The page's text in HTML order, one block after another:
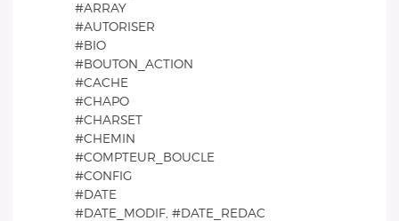
#ARRAY
#AUTORISER
#BIO
#BOUTON_ACTION
#CACHE
#CHAPO
#CHARSET
#CHEMIN
#COMPTEUR_BOUCLE
#CONFIG
#DATE
#DATE_MODIF, #DATE_REDAC